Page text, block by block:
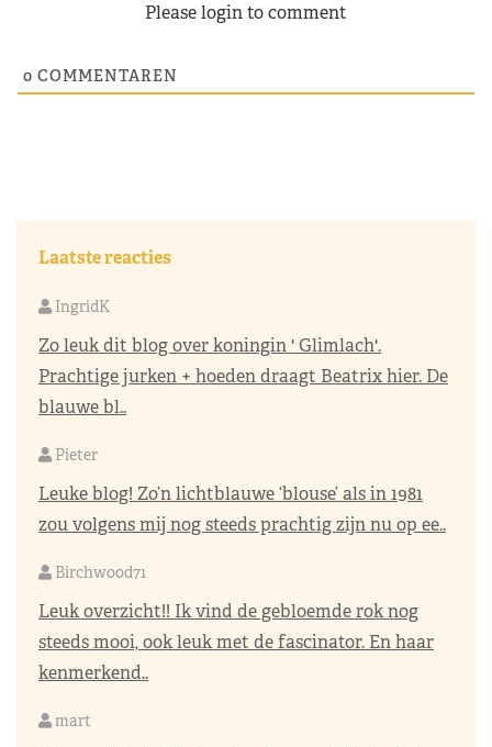
Please login to comment
0 COMMENTAREN
Laatste reacties
IngridK
Zo leuk dit blog over koningin ' Glimlach'.
Prachtige jurken + hoeden draagt Beatrix hier. De
blauwe bl..
Pieter
Leuke blog! Zo’n lichtblauwe ‘blouse’ als in 1981
zou volgens mij nog steeds prachtig zijn nu op ee..
Birchwood71
Leuk overzicht!! Ik vind de gebloemde rok nog
steeds mooi, ook leuk met de fascinator. En haar
kenmerkend..
mart